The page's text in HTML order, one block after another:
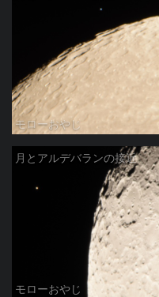
モローおやじ
月とアルデバランの接近
モローおやじ